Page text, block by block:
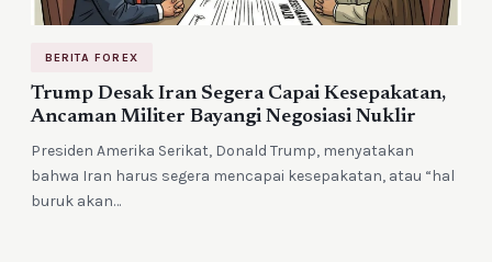
BERITA FOREX
Trump Desak Iran Segera Capai Kesepakatan,
Ancaman Militer Bayangi Negosiasi Nuklir
Presiden Amerika Serikat, Donald Trump, menyatakan
bahwa Iran harus segera mencapai kesepakatan, atau “hal
buruk akan…